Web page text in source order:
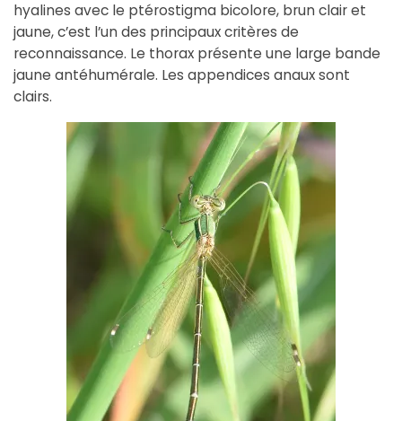
hyalines avec le ptérostigma bicolore, brun clair et
jaune, c’est l’un des principaux critères de
reconnaissance. Le thorax présente une large bande
jaune antéhumérale. Les appendices anaux sont
clairs.